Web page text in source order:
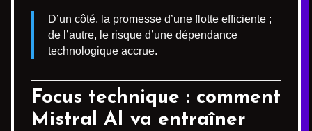
D’un côté, la promesse d’une flotte efficiente ;
de l’autre, le risque d’une dépendance
technologique accrue.
Focus technique : comment
Mistral AI va entraîner